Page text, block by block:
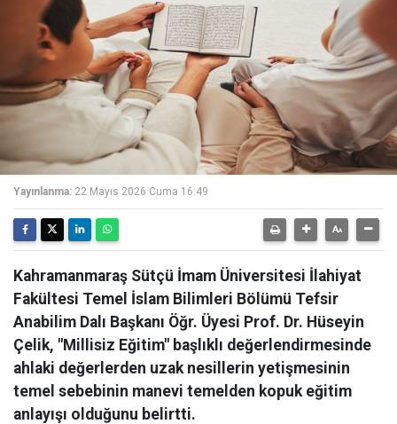
Yayınlanma: 22 Mayıs 2026 Cuma 16:49
Kahramanmaraş Sütçü İmam Üniversitesi İlahiyat
Fakültesi Temel İslam Bilimleri Bölümü Tefsir
Anabilim Dalı Başkanı Öğr. Üyesi Prof. Dr. Hüseyin
Çelik, "Millisiz Eğitim" başlıklı değerlendirmesinde
ahlaki değerlerden uzak nesillerin yetişmesinin
temel sebebinin manevi temelden kopuk eğitim
anlayışı olduğunu belirtti.